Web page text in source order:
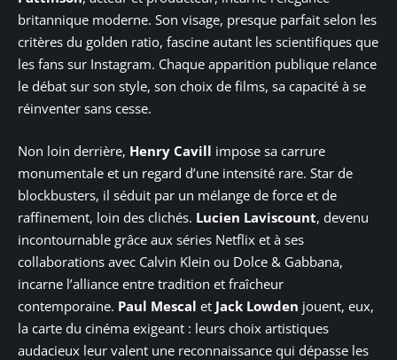
britannique moderne. Son visage, presque parfait selon les
critères du golden ratio, fascine autant les scientifiques que
les fans sur Instagram. Chaque apparition publique relance
le débat sur son style, son choix de films, sa capacité à se
réinventer sans cesse.
Non loin derrière, Henry Cavill impose sa carrure
monumentale et un regard d’une intensité rare. Star de
blockbusters, il séduit par un mélange de force et de
raffinement, loin des clichés. Lucien Laviscount, devenu
incontournable grâce aux séries Netflix et à ses
collaborations avec Calvin Klein ou Dolce & Gabbana,
incarne l’alliance entre tradition et fraîcheur
contemporaine. Paul Mescal et Jack Lowden jouent, eux,
la carte du cinéma exigeant : leurs choix artistiques
audacieux leur valent une reconnaissance qui dépasse les